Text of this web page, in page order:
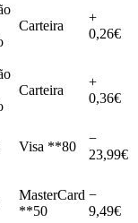
Carteira
+
0,26€
Carteira
+
0,36€
Visa **80
−
23,99€
MasterCard
**50
−
9,49€